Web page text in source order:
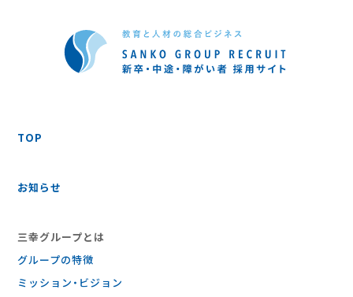
TOP
お知らせ
三幸グループとは
グループの特徴
ミッション・ビジョン